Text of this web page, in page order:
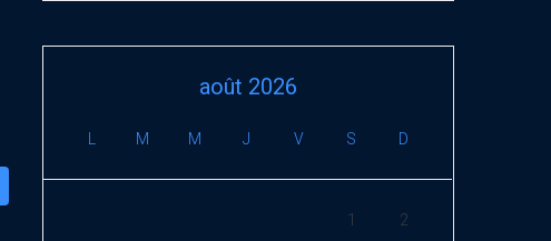
août 2026
M M J V S D
1 2